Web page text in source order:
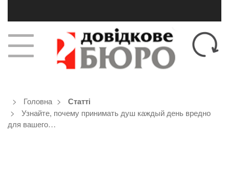
Головна
Статті
Узнайте, почему принимать душ каждый день вредно
для вашего…